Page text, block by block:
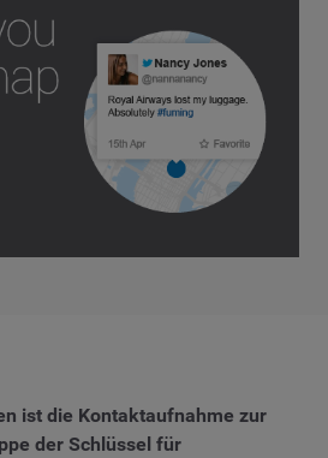
ist die Kontaktaufnahme zur
der Schlüssel für